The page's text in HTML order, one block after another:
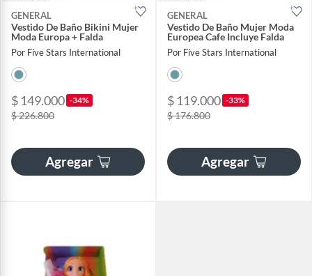
GENERAL
Vestido De Baño Bikini Mujer
Moda Europa + Falda
Por Five Stars International
$ 149.000 -34%
$ 226.800
Agregar
GENERAL
Vestido De Baño Mujer Moda
Europea Cafe Incluye Falda
Por Five Stars International
$ 119.000 -33%
$ 176.800
Agregar